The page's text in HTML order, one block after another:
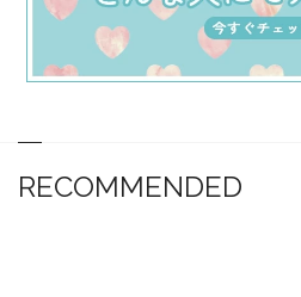
RECOMMENDED